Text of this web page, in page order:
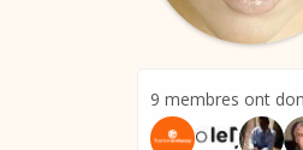
9 membres ont